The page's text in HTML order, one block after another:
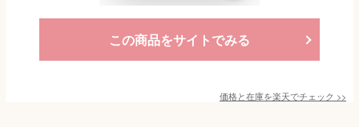
この商品をサイトでみる
価格と在庫を楽天でチェック >>